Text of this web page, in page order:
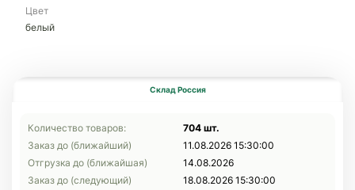
Цвет
белый
Склад Россия
Количество товаров:
704 шт.
Заказ до (ближайший)
11.08.2026 15:30:00
Отгрузка до (ближайшая)
14.08.2026
Заказ до (следующий)
18.08.2026 15:30:00